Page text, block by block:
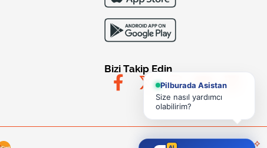
Bizi Takip Edin
Pilburada Asistan
Size nasıl yardımcı
olabilirim?